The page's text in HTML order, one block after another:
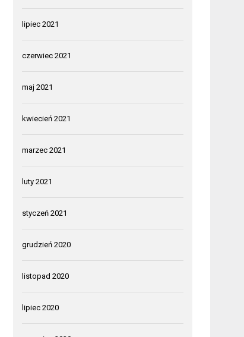
lipiec 2021
czerwiec 2021
maj 2021
kwiecień 2021
marzec 2021
luty 2021
styczeń 2021
grudzień 2020
listopad 2020
lipiec 2020